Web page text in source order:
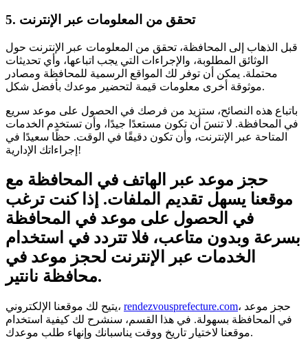
5. تحقق من المعلومات عبر الإنترنت
قبل الذهاب إلى المحافظة، تحقق من المعلومات عبر الإنترنت حول
الوثائق المطلوبة، والإجراءات التي يجب اتباعها، وأي تحديثات
محتملة. يمكن أن توفر لك المواقع الرسمية للمحافظة ومصادر
موثوقة أخرى معلومات قيمة لتحضير موعدك بأفضل شكل.
باتباع هذه النصائح، ستزيد من فرصك في الحصول على موعد سريع
في المحافظة. لا تنسَ أن تكون مستعدًا جيدًا، وأن تستخدم الخدمات
المتاحة عبر الإنترنت، وأن تكون دقيقًا في الوقت. حظًا سعيدًا في
إجراءاتك الإدارية!
حجز موعد عبر الهاتف في المحافظة مع
موقعنا يسهل تقديم الملفات. إذا كنت ترغب
في الحصول على موعد في المحافظة
بسرعة وبدون متاعب، فلا تتردد في استخدام
الخدمات عبر الإنترنت لحجز موعد في
محافظة نانتير.
يتيح لك موقعنا الإلكتروني، rendezvousprefecture.com، حجز موعد
في المحافظة بسهولة. في هذا القسم، سنشرح لك كيفية استخدام
موقعنا لاختيار تاريخ ووقت يناسبانك وإنهاء طلب موعدك.